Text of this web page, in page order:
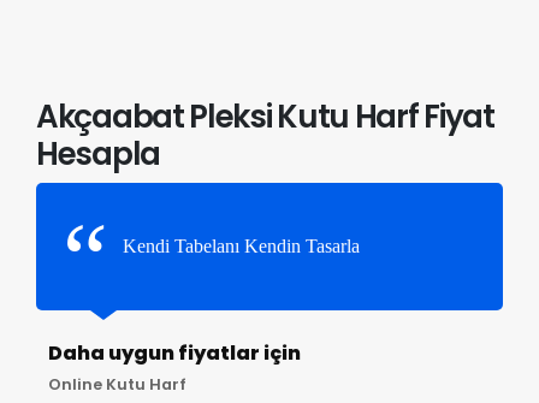
Akçaabat Pleksi Kutu Harf Fiyat
Hesapla
Kendi Tabelanı Kendin Tasarla
Daha uygun fiyatlar için
Online Kutu Harf